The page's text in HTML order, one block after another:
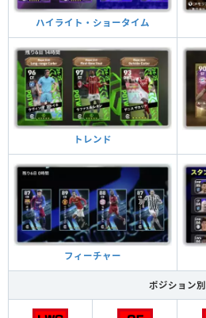
ハイライト・ショータイム
トレンド
フィーチャー
ポジション別